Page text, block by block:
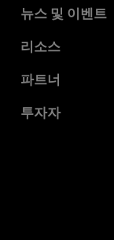
AMD 소개
기업의 사회적 책
채용
문의하기
뉴스 및 이벤트
뉴스룸
미디어 라이브러
리소스
개발자 센트럴
사례 연구
파트너
AMD 파트너 허브
투자자